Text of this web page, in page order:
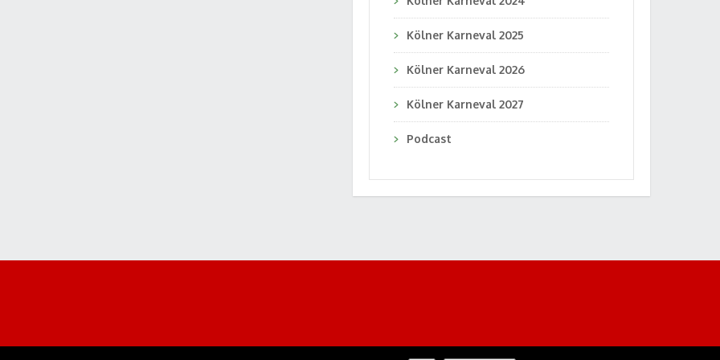
Kölner Karneval 2025
Kölner Karneval 2026
Kölner Karneval 2027
Podcast